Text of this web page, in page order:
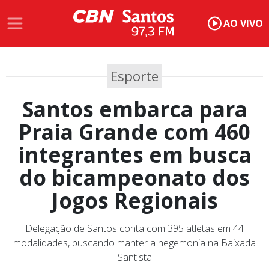
AO VIVO
Esporte
Santos embarca para
Praia Grande com 460
integrantes em busca
do bicampeonato dos
Jogos Regionais
Delegação de Santos conta com 395 atletas em 44
modalidades, buscando manter a hegemonia na Baixada
Santista